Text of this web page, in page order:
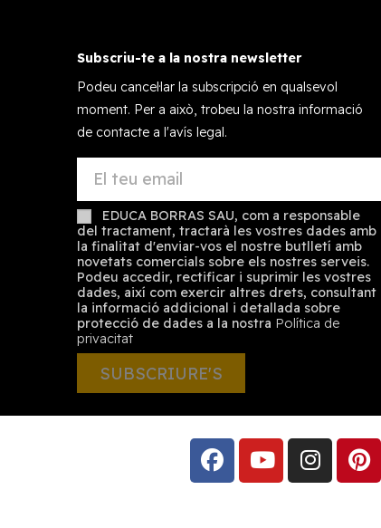
Subscriu-te a la nostra newsletter
Podeu cancel·lar la subscripció en qualsevol
moment. Per a això, trobeu la nostra informació
de contacte a l'avís legal.
EDUCA BORRAS SAU, com a responsable
del tractament, tractarà les vostres dades amb
la finalitat d'enviar-vos el nostre butlletí amb
novetats comercials sobre els nostres serveis.
Podeu accedir, rectificar i suprimir les vostres
dades, així com exercir altres drets, consultant
la informació addicional i detallada sobre
protecció de dades a la nostra Política de
privacitat
SUBSCRIURE'S